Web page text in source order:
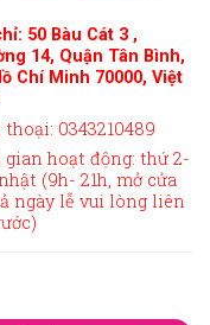
50 Bàu Cát 3 ,
14, Quận Tân Bình,
Chí Minh 70000, Việt
0343210489
gian hoạt động: thứ 2-
(9h- 21h, mở cửa
ngày lễ vui lòng liên